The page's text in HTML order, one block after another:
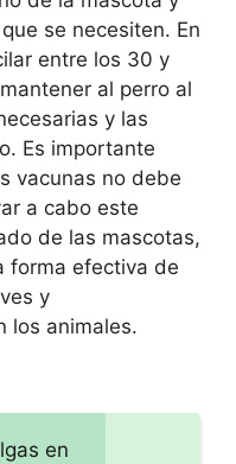
se necesiten. En
entre los 30 y
al perro al
y las
Es importante
vacunas no debe
a cabo este
de las mascotas,
forma efectiva de
y
los animales.
en